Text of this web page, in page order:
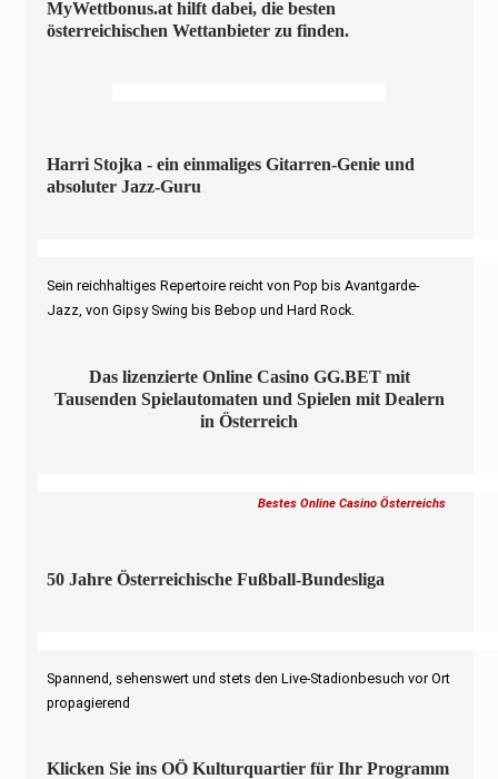
MyWettbonus.at hilft dabei, die besten
österreichischen Wettanbieter zu finden.
Harri Stojka - ein einmaliges Gitarren-Genie und
absoluter Jazz-Guru
Sein reichhaltiges Repertoire reicht von Pop bis Avantgarde-
Jazz, von Gipsy Swing bis Bebop und Hard Rock.
Das lizenzierte Online Casino GG.BET mit
Tausenden Spielautomaten und Spielen mit Dealern
in Österreich
Bestes Online Casino Österreichs
50 Jahre Österreichische Fußball-Bundesliga
Spannend, sehenswert und stets den Live-Stadionbesuch vor Ort
propagierend
Klicken Sie ins OÖ Kulturquartier für Ihr Programm